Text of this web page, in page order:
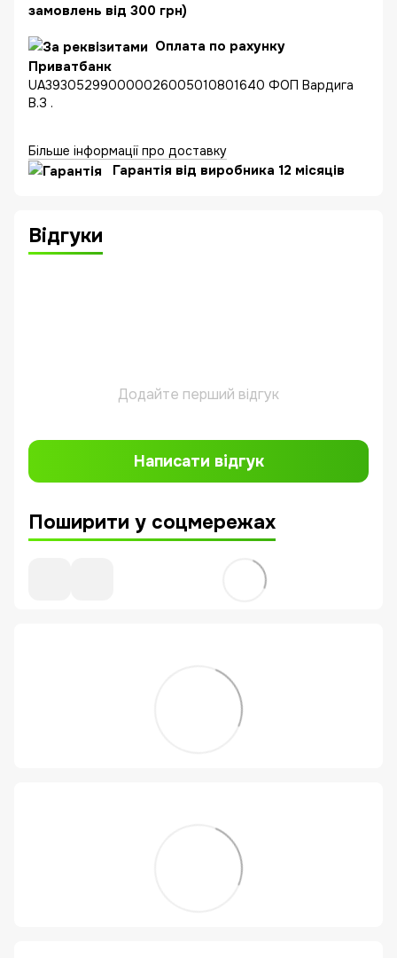
замовлень від 300 грн)
Оплата по рахунку
Приватбанк
UA393052990000026005010801640 ФОП Вардига
В.З .
Більше інформації про доставку
Гарантія від виробника 12 місяців
Відгуки
Додайте перший відгук
Написати відгук
Поширити у соцмережах